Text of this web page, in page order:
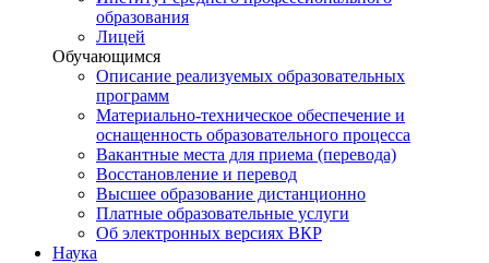
образования
Лицей
Обучающимся
Описание реализуемых образовательных
программ
Материально-техническое обеспечение и
оснащенность образовательного процесса
Вакантные места для приема (перевода)
Восстановление и перевод
Высшее образование дистанционно
Платные образовательные услуги
Об электронных версиях ВКР
Наука